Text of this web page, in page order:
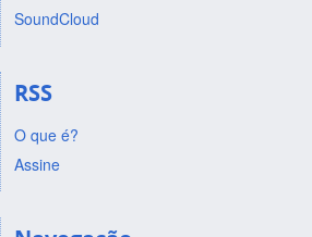
SoundCloud
RSS
O que é?
Assine